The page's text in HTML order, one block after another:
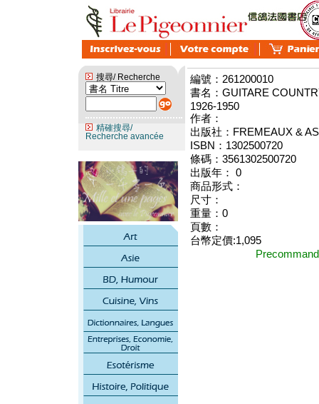
搜尋/ Recherche
精確搜尋/
Recherche avancée
編號：261200010
書名：GUITARE
1926-1950
作者：
出版社：FREMEAUX &
ISBN：1302500720
條碼：3561302500720
出版年： 0
商品形式：
尺寸：
重量：0
頁數：
台幣定價:1,095